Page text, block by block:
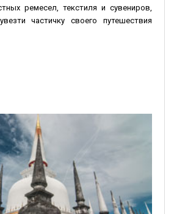
ремесел, текстиля и сувениров,
частичку своего путешествия